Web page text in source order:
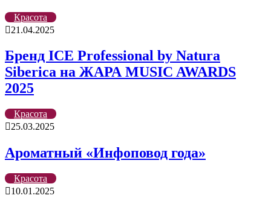
Красота
21.04.2025
Бренд ICE Professional by Natura
Siberica на ЖАРА MUSIC AWARDS
2025
Красота
25.03.2025
Ароматный «Инфоповод года»
Красота
10.01.2025